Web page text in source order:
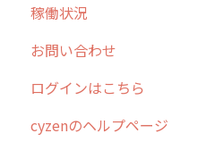
不動産
2026年のリリース情報
2025年のリリース情報
2024年のリリース情報
2023年のリリース情報
稼働状況
お問い合わせ
ログインはこちら
cyzenのヘルプページ